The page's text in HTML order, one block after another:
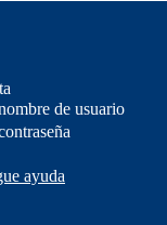
de usuario
ayuda